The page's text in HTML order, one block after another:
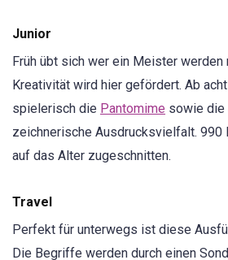
Junior
Früh übt sich wer ein Meister werden
Kreativität wird hier gefördert. Ab
spielerisch die Pantomime sowie die
zeichnerische Ausdrucksvielfalt.
auf das Alter zugeschnitten.
Travel
Perfekt für unterwegs ist diese
Die Begriffe werden durch einen